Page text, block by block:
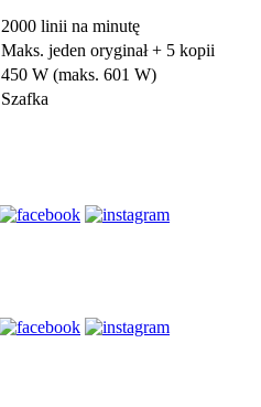
2000 linii na minutę
Maks. jeden oryginał + 5 kopii
450 W (maks. 601 W)
Szafka